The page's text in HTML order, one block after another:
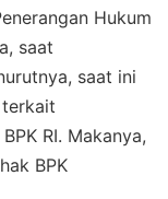
Hukum
saat
saat ini
RI. Makanya,
BPK